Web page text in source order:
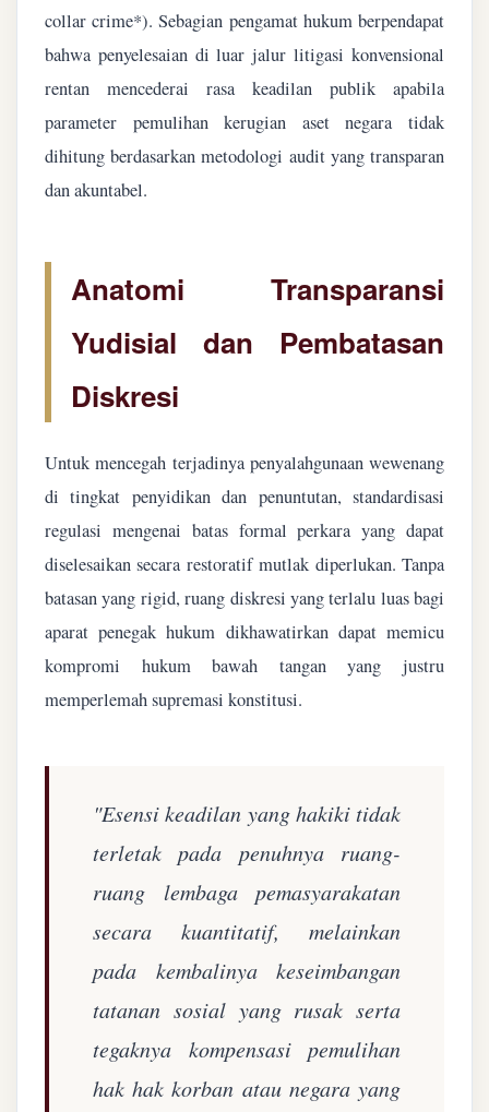
collar crime*). Sebagian pengamat hukum berpendapat
bahwa penyelesaian di luar jalur litigasi konvensional
rentan mencederai rasa keadilan publik apabila
parameter pemulihan kerugian aset negara tidak
dihitung berdasarkan metodologi audit yang transparan
dan akuntabel.
Anatomi Transparansi
Yudisial dan Pembatasan
Diskresi
Untuk mencegah terjadinya penyalahgunaan wewenang
di tingkat penyidikan dan penuntutan, standardisasi
regulasi mengenai batas formal perkara yang dapat
diselesaikan secara restoratif mutlak diperlukan. Tanpa
batasan yang rigid, ruang diskresi yang terlalu luas bagi
aparat penegak hukum dikhawatirkan dapat memicu
kompromi hukum bawah tangan yang justru
memperlemah supremasi konstitusi.
"Esensi keadilan yang hakiki tidak
terletak pada penuhnya ruang-
ruang lembaga pemasyarakatan
secara kuantitatif, melainkan
pada kembalinya keseimbangan
tatanan sosial yang rusak serta
tegaknya kompensasi pemulihan
hak hak korban atau negara yang